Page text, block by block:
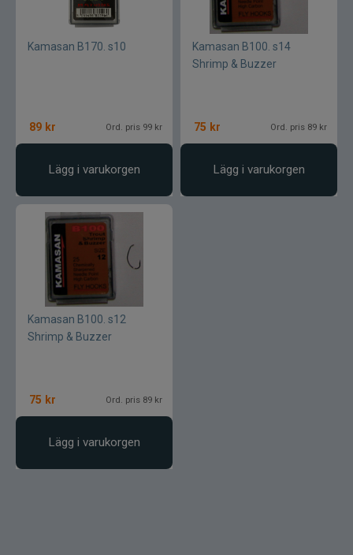
Watersnake
Wiggler
Wolfcreek Lures
X Zone
Yum
Zalt
Kamasan B170. s10
89 kr Ord. pris 99 kr
Lägg i varukorgen
Kamasan B100. s14
Shrimp & Buzzer
75 kr Ord. pris 89 kr
Lägg i varukorgen
Kamasan B100. s12
Shrimp & Buzzer
75 kr Ord. pris 89 kr
Lägg i varukorgen